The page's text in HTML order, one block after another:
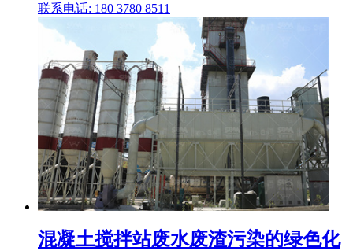
联系电话: 180 3780 8511
混凝土搅拌站废水废渣污染的绿色化